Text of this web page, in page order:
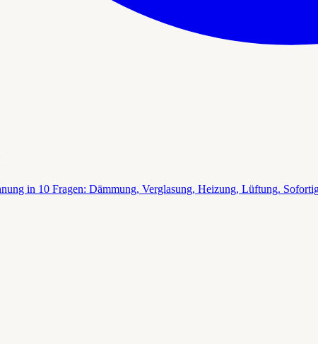
in 10 Fragen: Dämmung, Verglasung, Heizung, Lüftung.